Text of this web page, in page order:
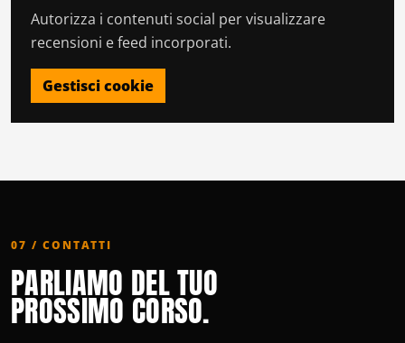
Autorizza i contenuti social per visualizzare
recensioni e feed incorporati.
Gestisci cookie
07 / CONTATTI
PARLIAMO DEL TUO
PROSSIMO CORSO.